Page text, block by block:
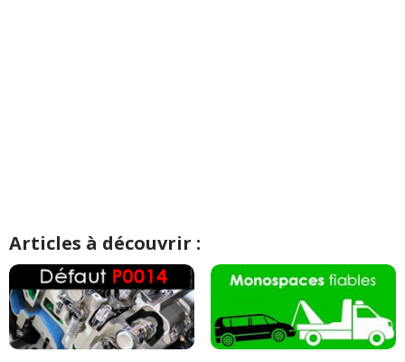
Articles à découvrir :